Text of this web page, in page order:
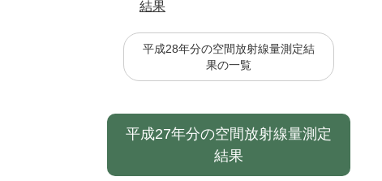
結果
平成28年分の空間放射線量測定結
果の一覧
平成27年分の空間放射線量測定
結果